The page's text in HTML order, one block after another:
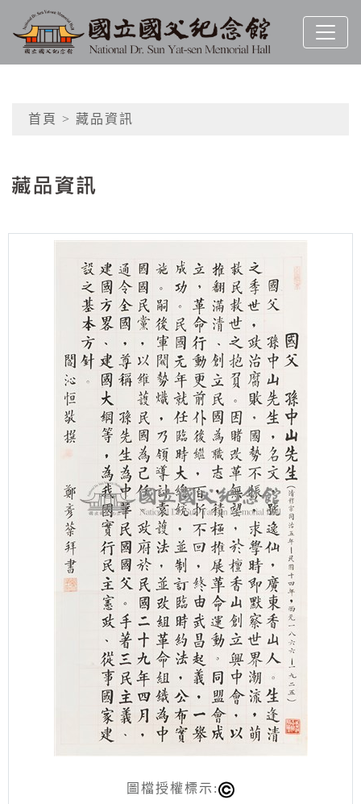
跳到主要內容
國立國父紀念館
網頁導覽
首頁 > 藏品資訊
圖檔授權標示: